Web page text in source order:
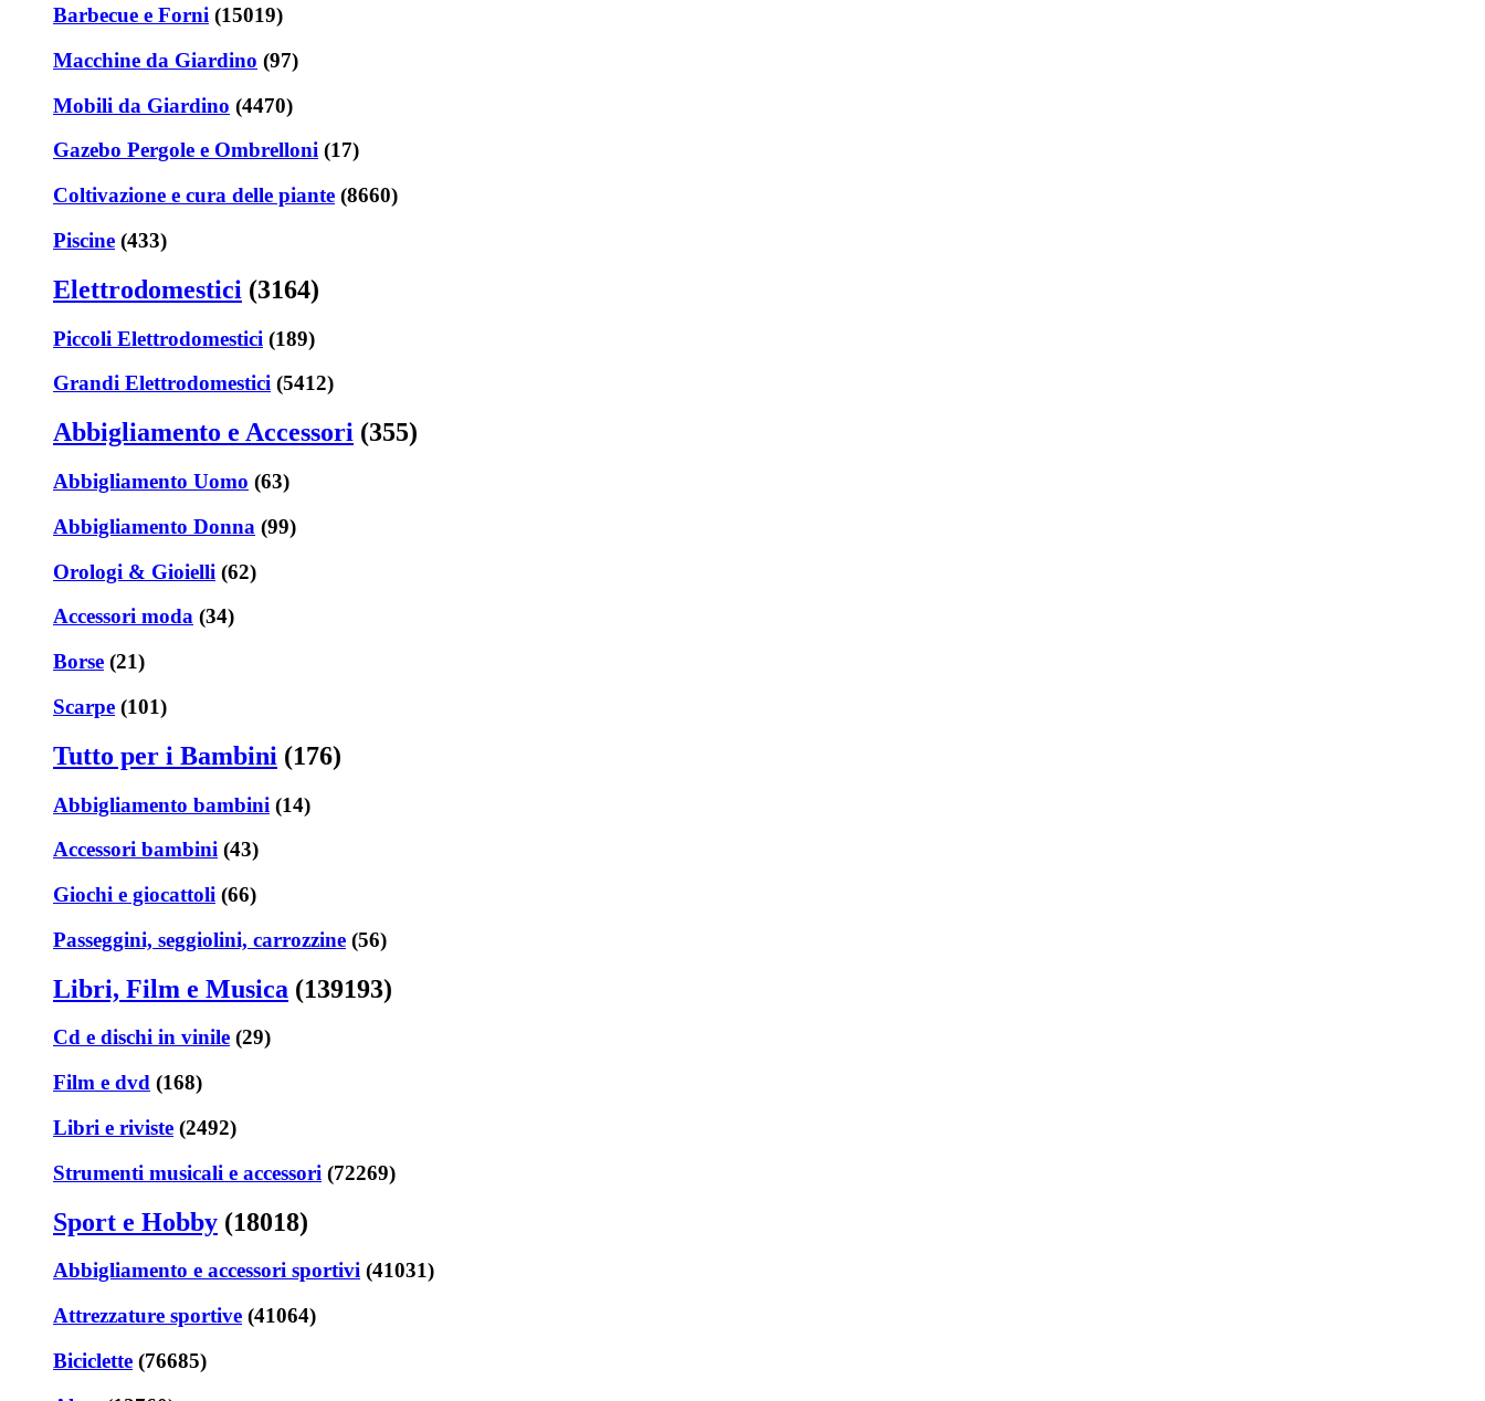
Barbecue e Forni (15019)
Macchine da Giardino (97)
Mobili da Giardino (4470)
Gazebo Pergole e Ombrelloni (17)
Coltivazione e cura delle piante (8660)
Piscine (433)
Elettrodomestici (3164)
Piccoli Elettrodomestici (189)
Grandi Elettrodomestici (5412)
Abbigliamento e Accessori (355)
Abbigliamento Uomo (63)
Abbigliamento Donna (99)
Orologi & Gioielli (62)
Accessori moda (34)
Borse (21)
Scarpe (101)
Tutto per i Bambini (176)
Abbigliamento bambini (14)
Accessori bambini (43)
Giochi e giocattoli (66)
Passeggini, seggiolini, carrozzine (56)
Libri, Film e Musica (139193)
Cd e dischi in vinile (29)
Film e dvd (168)
Libri e riviste (2492)
Strumenti musicali e accessori (72269)
Sport e Hobby (18018)
Abbigliamento e accessori sportivi (41031)
Attrezzature sportive (41064)
Biciclette (76685)